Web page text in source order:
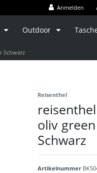
Anmelden
Outdoor
Schwarz
Reisenthel
oliv
Schwarz
Artikelnummer